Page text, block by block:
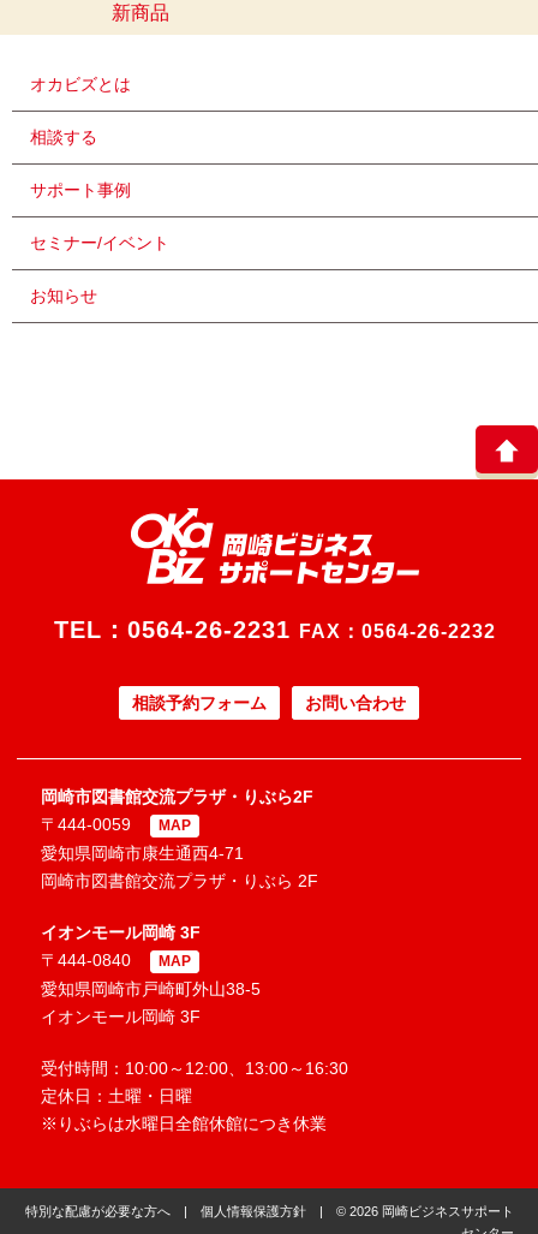
新商品
オカビズとは
相談する
サポート事例
セミナー/イベント
お知らせ
TEL： 0564-26-2231 FAX：0564-26-2232
相談予約フォーム お問い合わせ
岡崎市図書館交流プラザ・りぶら2F
〒444-0059
MAP
愛知県岡崎市康生通西4-71
岡崎市図書館交流プラザ・りぶら 2F
イオンモール岡崎 3F
〒444-0840
MAP
愛知県岡崎市戸崎町外山38-5
イオンモール岡崎 3F
受付時間：10:00～12:00、13:00～16:30
定休日：土曜・日曜
※りぶらは水曜日全館休館につき休業
特別な配慮が必要な方へ | 個人情報保護方針 | © 2026 岡崎ビジネスサポート